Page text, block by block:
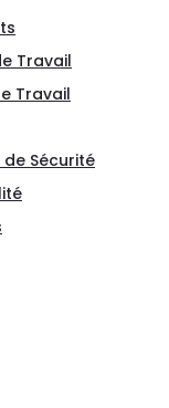
Travail
Travail
Sécurité